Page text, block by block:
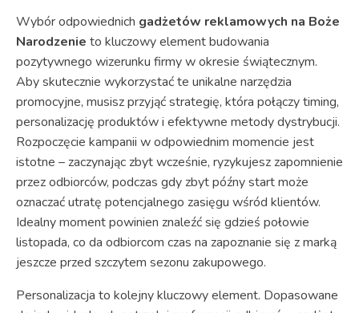
Wybór odpowiednich gadżetów reklamowych na Boże
Narodzenie to kluczowy element budowania
pozytywnego wizerunku firmy w okresie świątecznym.
Aby skutecznie wykorzystać te unikalne narzędzia
promocyjne, musisz przyjąć strategię, która połączy timing,
personalizację produktów i efektywne metody dystrybucji.
Rozpoczęcie kampanii w odpowiednim momencie jest
istotne – zaczynając zbyt wcześnie, ryzykujesz zapomnienie
przez odbiorców, podczas gdy zbyt późny start może
oznaczać utratę potencjalnego zasięgu wśród klientów.
Idealny moment powinien znaleźć się gdzieś połowie
listopada, co da odbiorcom czas na zapoznanie się z marką
jeszcze przed szczytem sezonu zakupowego.
Personalizacja to kolejny kluczowy element. Dopasowane